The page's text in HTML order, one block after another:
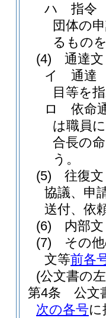
ハ
指令
団体の
るもの
(4)
通達文
イ
通達
目等を
ロ
依命
は職員
合長の
う。
(5)
往復
協議、申
送付、依
(6)
内部
(7)
その
文等前各
(公文書の
第4条
公文
次の各号